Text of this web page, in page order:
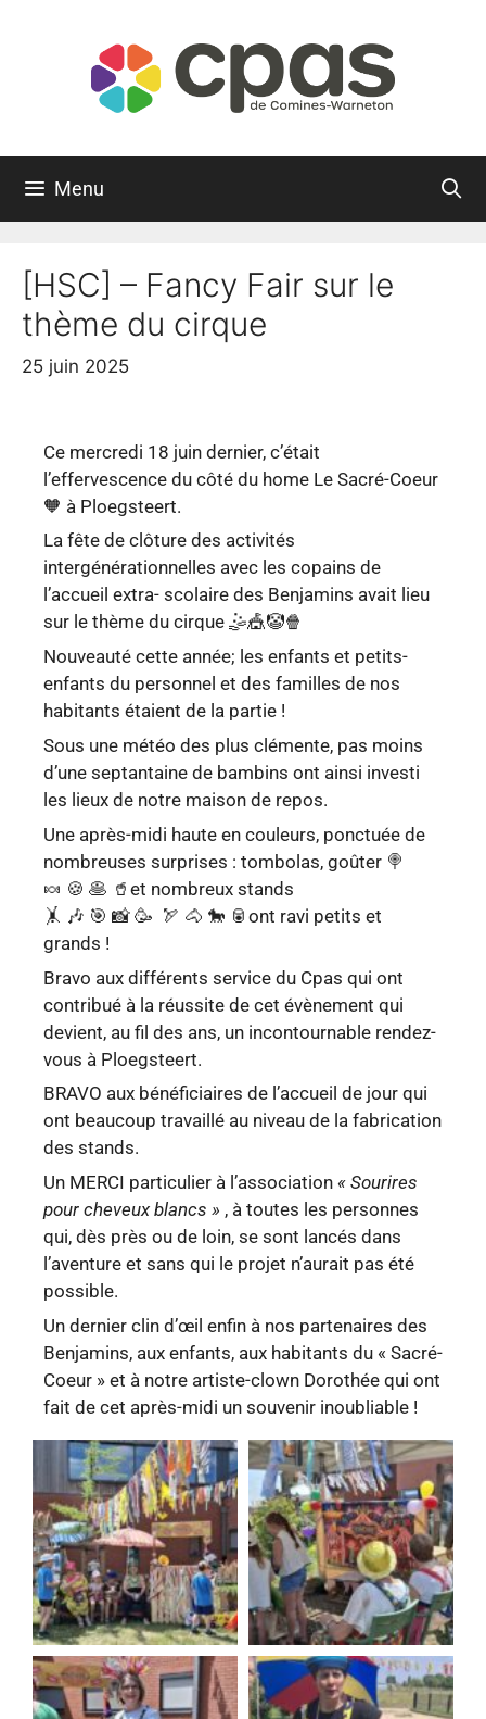
Menu
[HSC] – Fancy Fair sur le
thème du cirque
25 juin 2025
Ce mercredi 18 juin dernier, c’était
l’effervescence du côté du home Le Sacré-Coeur
🧡 à Ploegsteert.
La fête de clôture des activités
intergénérationnelles avec les copains de
l’accueil extra- scolaire des Benjamins avait lieu
sur le thème du cirque 🤹🎪🤡🍿
Nouveauté cette année; les enfants et petits-
enfants du personnel et des familles de nos
habitants étaient de la partie !
Sous une météo des plus clémente, pas moins
d’une septantaine de bambins ont ainsi investi
les lieux de notre maison de repos.
Une après-midi haute en couleurs, ponctuée de
nombreuses surprises : tombolas, goûter 🍭
🍬 🍪 🥞 🥤et nombreux stands
🤸 🎶 🎯 📸 🥳 🏹 🐴 🐎 🥫ont ravi petits et
grands !
Bravo aux différents service du Cpas qui ont
contribué à la réussite de cet évènement qui
devient, au fil des ans, un incontournable rendez-
vous à Ploegsteert.
BRAVO aux bénéficiaires de l’accueil de jour qui
ont beaucoup travaillé au niveau de la fabrication
des stands.
Un MERCI particulier à l’association « Sourires
pour cheveux blancs » , à toutes les personnes
qui, dès près ou de loin, se sont lancés dans
l’aventure et sans qui le projet n’aurait pas été
possible.
Un dernier clin d’œil enfin à nos partenaires des
Benjamins, aux enfants, aux habitants du « Sacré-
Coeur » et à notre artiste-clown Dorothée qui ont
fait de cet après-midi un souvenir inoubliable !